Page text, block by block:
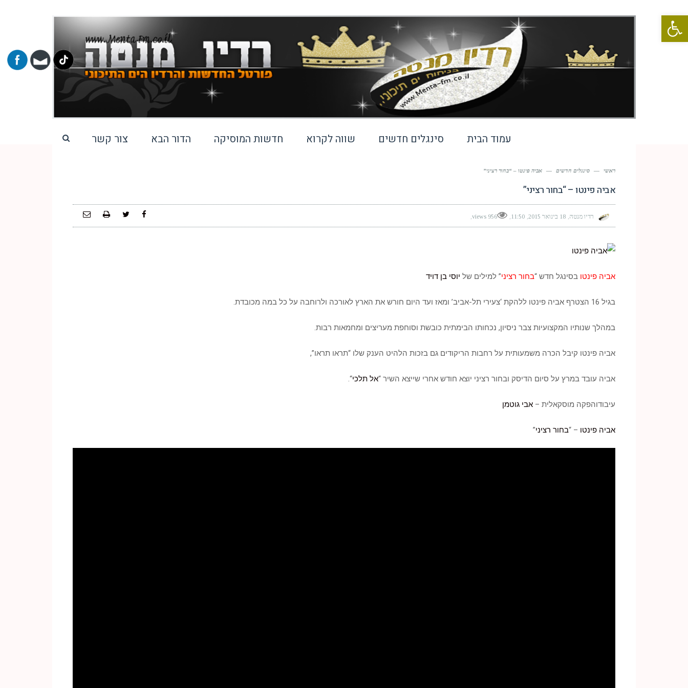
פתח סרגל נגישות
עמוד הבית סינגלים חדשים שווה לקרוא חדשות המוסיקה הדור הבא צור קשר
ראשי — סינגלים חדשים — אביה פינטו – “בחור רציני”
אביה פינטו – “בחור רציני”
רדיו מנטה 18 בינואר 2015 11:50
956 views
אביה פינטו בסינגל חדש “בחור רציני” למילים של יוסי בן דויד
בגיל 16 הצטרף אביה פינטו ללהקת ‘צעירי תל-אביב’ ומאז ועד היום חורש את הארץ לאורכה ולרוחבה על כל במה מכובדת.
במהלך שנותיו המקצועיות צבר ניסיון, נכחותו הבימתית כובשת וסוחפת מעריצים ומחמאות רבות.
אביה פינטו קיבל הכרה משמעותית על רחבות הריקודים גם בזכות הלהיט הענק שלו “תראו תראו”,
אביה עובד במרץ על סיום הדיסק ובחור רציני יוצא חודש אחרי שייצא השיר “אל תלכי“.
עיבודוהפקה מוסקאלית – אבי גוטמן
אביה פינטו – “בחור רציני”